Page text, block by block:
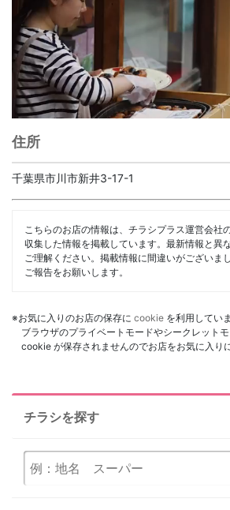
住所
千葉県市川市新井3-17-1
こちらのお店の情報は、チラシプラス運営会社
収集した情報を掲載しています。最新情報と異
ご理解ください。掲載情報に間違いがございま
ご報告をお願いします。
※お気に入りのお店の保存に cookie を利用していま
ブラウザのプライベートモードやシークレット
cookie が保存されませんのでお店をお気に入り
チラシを探す